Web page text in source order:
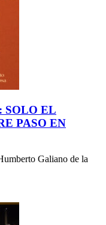
SOLO EL
PASO EN
Galiano de la